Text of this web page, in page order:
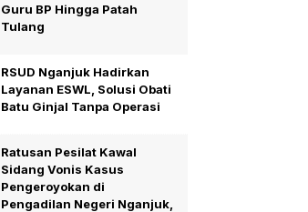
Guru BP Hingga Patah
Tulang
RSUD Nganjuk Hadirkan
Layanan ESWL, Solusi Obati
Batu Ginjal Tanpa Operasi
Ratusan Pesilat Kawal
Sidang Vonis Kasus
Pengeroyokan di
Pengadilan Negeri Nganjuk,